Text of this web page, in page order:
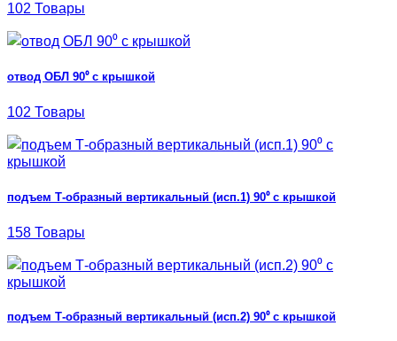
102 Товары
отвод ОБЛ 90⁰ с крышкой
102 Товары
подъем Т-образный вертикальный (исп.1) 90⁰ с крышкой
158 Товары
подъем Т-образный вертикальный (исп.2) 90⁰ с крышкой